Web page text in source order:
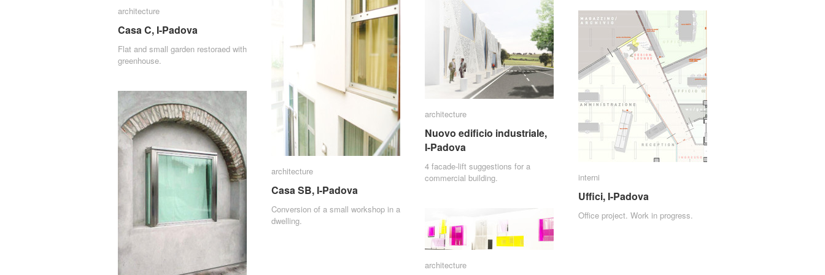
architecture
Casa C, I-Padova
Flat and small garden restoraed with
greenhouse.
architecture
Casa C, I-Padova
architecture
Casa SB, I-Padova
Conversion of a small workshop in a
dwelling.
architecture
Casa SB, I-Padova
architecture
Nuovo edificio industriale,
I-Padova
4 facade-lift suggestions for a
commercial building.
architecture
Nuovo edificio industriale,
I-Padova
interni
Uffici, I-Padova
Office project. Work in progress.
interni
Uffici, I-Padova
architecture
architecture